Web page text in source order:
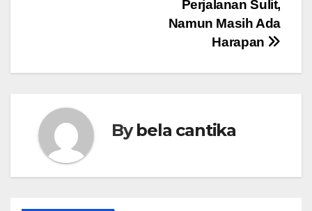
Perjalanan Sulit,
Namun Masih Ada
Harapan
Bybela cantika